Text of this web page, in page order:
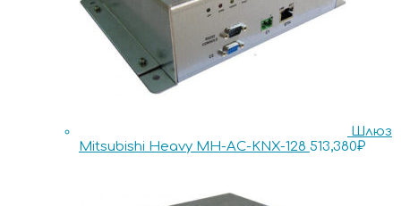
Шлюз
Mitsubishi Heavy MH-AC-KNX-128 513,380₽